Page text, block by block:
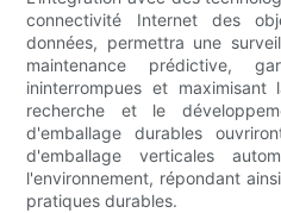
connectivité Internet des
données, permettra une
maintenance prédictive,
ininterrompues et
recherche et le
d'emballage durables
d'emballage verticales
l'environnement, répondant
pratiques durables.